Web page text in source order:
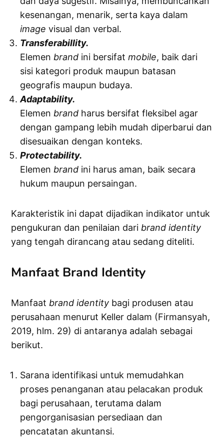
kesenangan, menarik, serta kaya dalam
image visual dan verbal.
Transferabillity.
Elemen brand ini bersifatmobile, baik dari
sisi kategori produk maupun batasan
geografis maupun budaya.
Adaptability.
Elemen brand harus bersifat fleksibel agar
dengan gampang lebih mudah diperbarui dan
disesuaikan dengan konteks.
Protectability.
Elemen brand ini harus aman, baik secara
hukum maupun persaingan.
Karakteristik ini dapat dijadikan indikator untuk
pengukuran dan penilaian dari brand identity
yang tengah dirancang atau sedang diteliti.
Manfaat Brand Identity
Manfaat brand identity bagi produsen atau
perusahaan menurut Keller dalam (Firmansyah,
2019, hlm. 29) di antaranya adalah sebagai
berikut.
Sarana identifikasi untuk memudahkan
proses penanganan atau pelacakan produk
bagi perusahaan, terutama dalam
pengorganisasian persediaan dan
pencatatan akuntansi.